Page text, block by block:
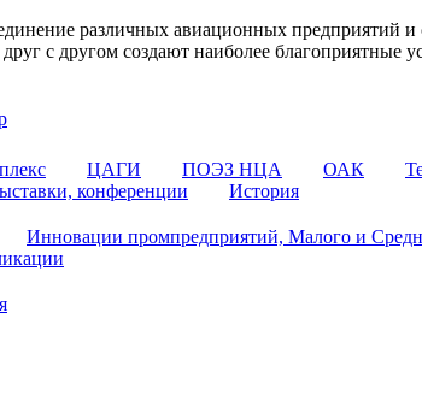
различных авиационных предприятий и
с другом создают наиболее
ЦАГИ ПОЭЗ НЦА ОАК
конференции
История
Инновации промпредприятий, Малого и